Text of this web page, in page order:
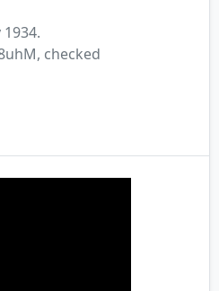
checked